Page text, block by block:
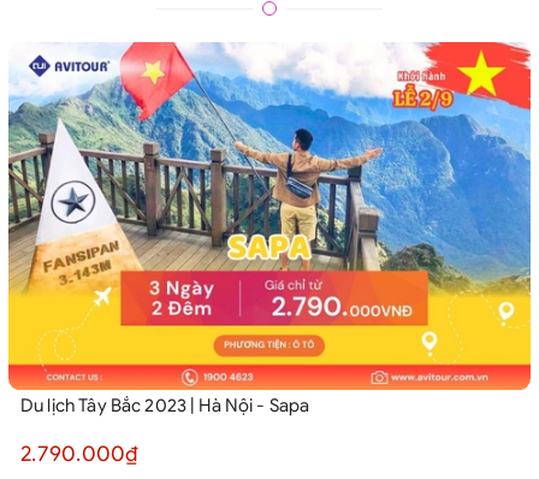
Du lịch Tây Bắc 2023 | Hà Nội - Sapa
2.790.000₫